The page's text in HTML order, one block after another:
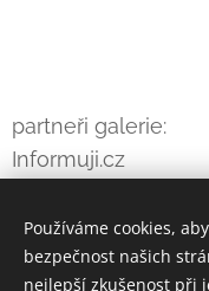
Vytvořeno
Používáme cookies,
bezpečnost našich
nejlepší zkušenost při